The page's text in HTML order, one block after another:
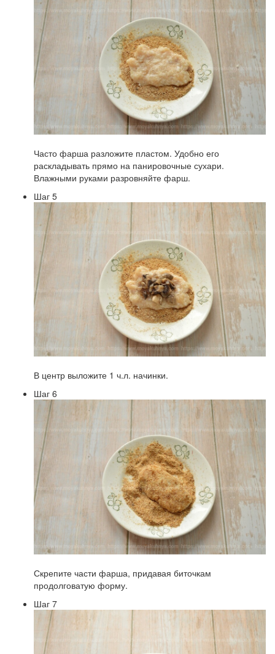
Часто фарша разложите пластом. Удобно его
раскладывать прямо на панировочные сухари.
Влажными руками разровняйте фарш.
Шаг 5
В центр выложите 1 ч.л. начинки.
Шаг 6
Скрепите части фарша, придавая биточкам
продолговатую форму.
Шаг 7